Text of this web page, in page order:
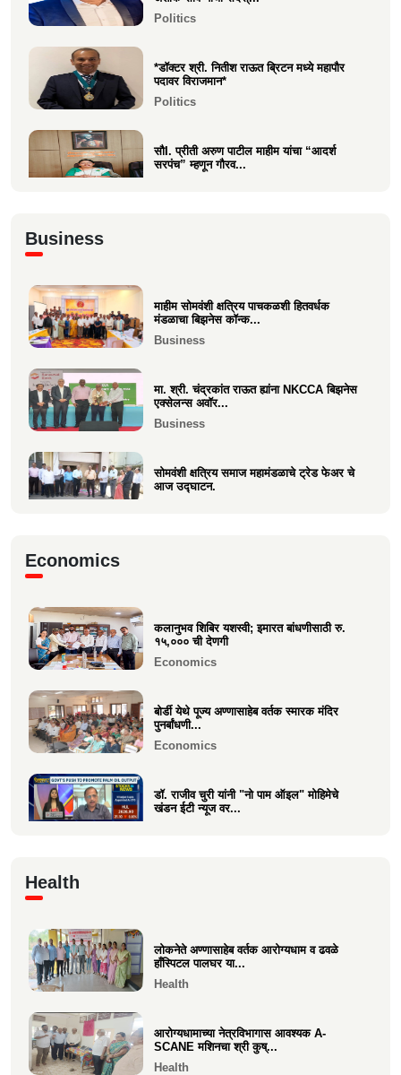
आंतरराष्ट्रीय पुरस्कारा...
Entertainment
Politics
*डॉक्टर श्री. नितीश राऊत ब्रिटन मध्ये महापौर
पदावर विराजमान*
Politics
सौI. प्रीती अरुण पाटील माहीम यांचा “आदर्श
सरपंच” म्हणून गौरव...
श्री. अजूभाई यशवंत ठाकूर ह्यांची मा.श्री.उद्धव
बाळासाहेब ठा...
Politics
Business
माहीम सोमवंशी क्षत्रिय पाचकळशी हितवर्धक
मंडळाचा बिझनेस कॉन्क...
Business
मा. श्री. चंद्रकांत राऊत ह्यांना NKCCA बिझनेस
एक्सेलन्स अवॉर...
Business
सोमवंशी क्षत्रिय समाज महामंडळाचे ट्रेड फेअर चे
आज उद्घाटन.
वक्रतुंड ऍग्रो याचे उद्घाटन, माहीम
Business
Economics
कलानुभव शिबिर यशस्वी; इमारत बांधणीसाठी रु.
१५,००० ची देणगी
Economics
बोर्डी येथे पूज्य अण्णासाहेब वर्तक स्मारक मंदिर
पुनर्बांधणी...
Economics
डॉ. राजीव चुरी यांनी "नो पाम ऑइल" मोहिमेचे
खंडन ईटी न्यूज वर...
वसई विकास सहकारी बँकेचे अध्यक्ष आशय राऊत
Health
लोकनेते अण्णासाहेब वर्तक आरोग्यधाम व ढवळे
हाँस्पिटल पालघर या...
Health
आरोग्यधामाच्या नेत्रविभागास आवश्यक A-
SCANE मशिनचा श्री कुष्...
Health